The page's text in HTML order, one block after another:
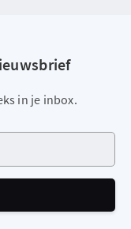
in je inbox.